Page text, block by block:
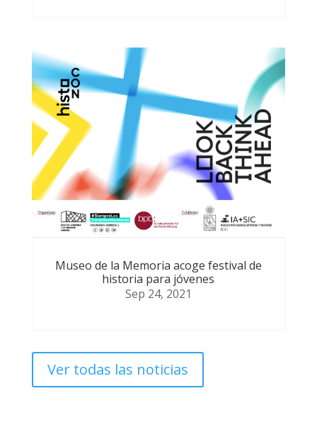
Museo de la Memoria acoge festival de
historia para jóvenes
Sep 24, 2021
Ver todas las noticias